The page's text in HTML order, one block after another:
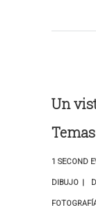
Un
Temas
1 SECOND
DIBUJO